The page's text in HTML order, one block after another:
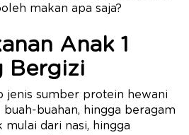
makan apa saja?
Anak 1
Bergizi
jenis sumber protein hewani
buah-buahan, hingga beragam
dari nasi, hingga